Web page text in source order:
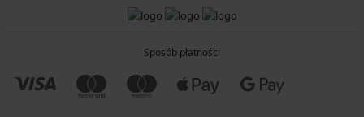
Sposób płatności